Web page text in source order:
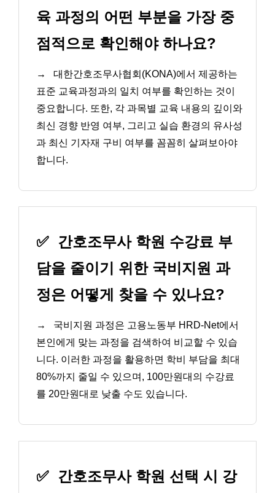
육 과정의 어떤 부분을 가장 중
점적으로 확인해야 하나요?
→
대한간호조무사협회(KONA)에서 제공하는
표준 교육과정과의 일치 여부를 확인하는 것이
중요합니다. 또한, 각 과목별 교육 내용의 깊이와
최신 경향 반영 여부, 그리고 실습 환경의 유사성
과 최신 기자재 구비 여부를 꼼꼼히 살펴보아야
합니다.
✅
간호조무사 학원 수강료 부
담을 줄이기 위한 국비지원 과
정은 어떻게 찾을 수 있나요?
→
국비지원 과정은 고용노동부 HRD-Net에서
본인에게 맞는 과정을 검색하여 비교할 수 있습
니다. 이러한 과정을 활용하면 학비 부담을 최대
80%까지 줄일 수 있으며, 100만원대의 수강료
를 20만원대로 낮출 수도 있습니다.
✅
간호조무사 학원 선택 시 강